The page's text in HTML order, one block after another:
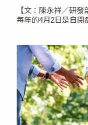
【文：陳永祥／研發部 專案經理
每年的4月2日是自閉
患者因為不擅社交，
又稱他們為「星兒」
自閉症患者有